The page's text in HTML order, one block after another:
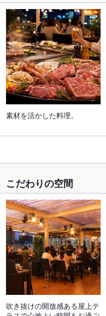
素材を活かした料理。
こだわりの空間
吹き抜けの開放感ある屋上テ